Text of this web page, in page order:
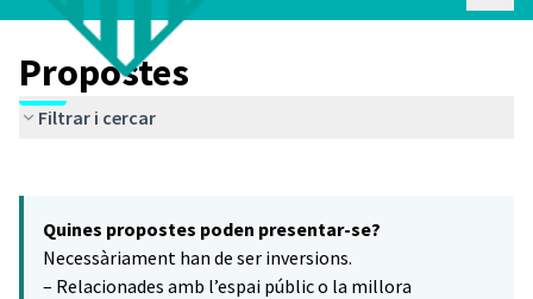
Propostes
Filtrar i cercar
−
Quines propostes poden presentar-se?
Necessàriament han de ser inversions.
– Relacionades amb l’espai públic o la millora